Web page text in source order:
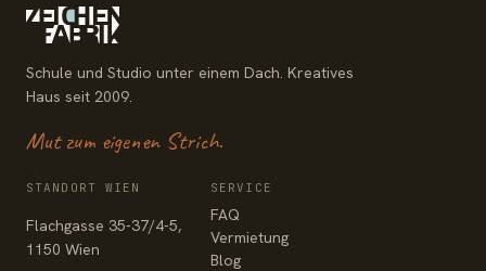
Schule und Studio unter einem Dach. Kreatives
Haus seit 2009.
Mut zum eigenen Strich.
STANDORT WIEN
Flachgasse 35-37/4-5,
1150 Wien
SERVICE
FAQ
Vermietung
Blog